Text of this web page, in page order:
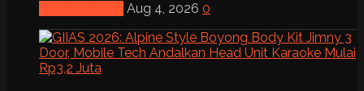
Aug 4, 2026 0